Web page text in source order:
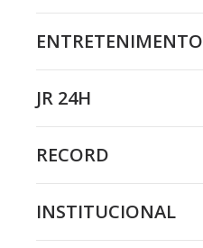
ENTRETENIMENTO
JR 24H
RECORD
INSTITUCIONAL